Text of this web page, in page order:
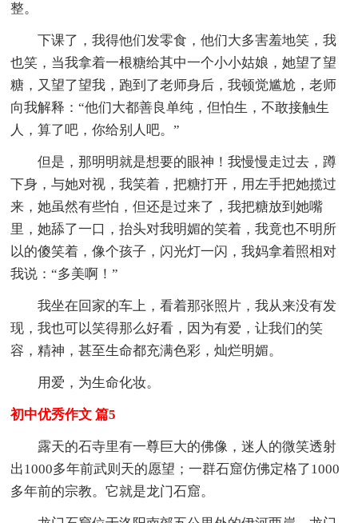
整。
下课了，我得他们发零食，他们大多害羞地笑，我
也笑，当我拿着一根糖给其中一个小小姑娘，她望了望
糖，又望了望我，跑到了老师身后，我顿觉尴尬，老师
向我解释：“他们大都善良单纯，但怕生，不敢接触生
人，算了吧，你给别人吧。”
但是，那明明就是想要的眼神！我慢慢走过去，蹲
下身，与她对视，我笑着，把糖打开，用左手把她揽过
来，她虽然有些怕，但还是过来了，我把糖放到她嘴
里，她舔了一口，抬头对我明媚的笑着，我竟也不明所
以的傻笑着，像个孩子，闪光灯一闪，我妈拿着照相对
我说：“多美啊！”
我坐在回家的车上，看着那张照片，我从来没有发
现，我也可以笑得那么好看，因为有爱，让我们的笑
容，精神，甚至生命都充满色彩，灿烂明媚。
用爱，为生命化妆。
初中优秀作文 篇5
露天的石寺里有一尊巨大的佛像，迷人的微笑透射
出1000多年前武则天的愿望；一群石窟仿佛定格了1000
多年前的宗教。它就是龙门石窟。